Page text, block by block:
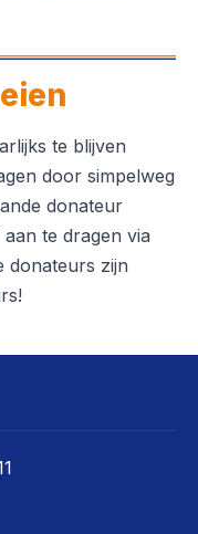
te blijven
door simpelweg
donateur
aan te dragen via
donateurs zijn